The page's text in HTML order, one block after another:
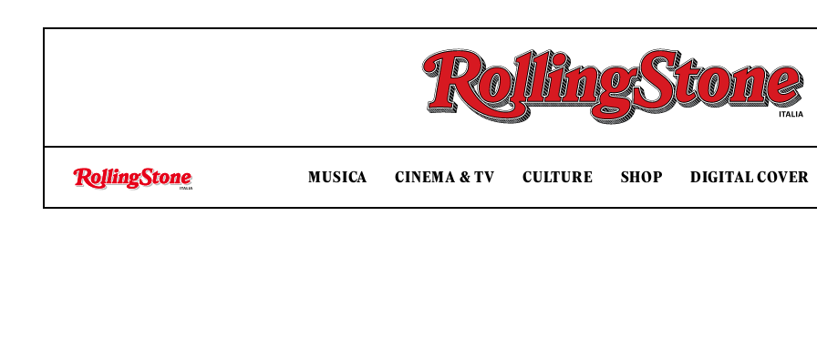
Rolling Stone Italia
MUSICA CINEMA & TV CULTURE SHOP DIGITAL COVER